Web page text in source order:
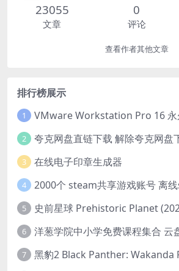
23055
文章
0
评论
查看作者其他文章
排行榜展示
1
2 夸克网盘直链下载 解除夸克网盘
3 在线电子印章生成器
4 2000个 steam共享游戏账号 离
5
6 洋葱学院中小学免费课程集合 云
7